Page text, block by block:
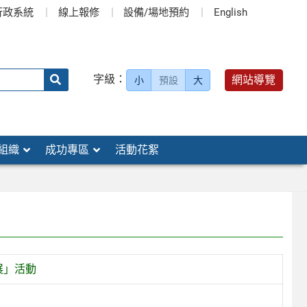
政系統 線上報修 設備/場地預約 English
字級： 小 預設 大 網站導覽
織 成功專區 活動花絮
活動